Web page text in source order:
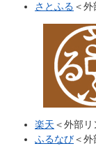
さとふる ＜
楽天 ＜外部リ
ふるなび＜